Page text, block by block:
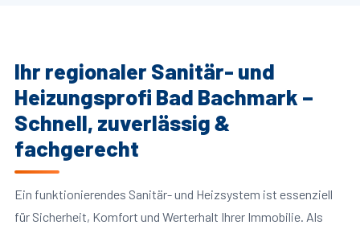
Ihr regionaler Sanitär- und
Heizungsprofi Bad Bachmark –
Schnell, zuverlässig &
fachgerecht
Ein funktionierendes Sanitär- und Heizsystem ist essenziell
für Sicherheit, Komfort und Werterhalt Ihrer Immobilie. Als